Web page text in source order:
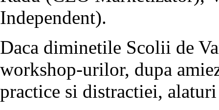
Independent).
Daca diminetile Scolii de
workshop-urilor, dupa
practice si distractiei,